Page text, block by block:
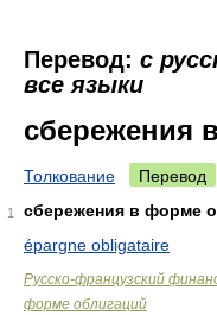
Перевод: с
все языки
сбережения
Толкование Перевод
1
сбережения в форме
épargne obligataire
Русско-французский
форме облигаций